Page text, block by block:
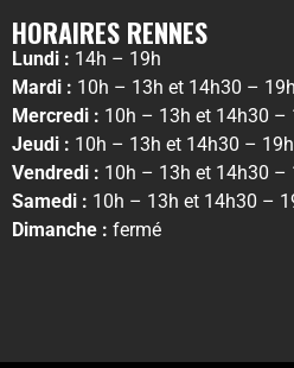
HORAIRES RENNES
Lundi : 14h – 19h
Mardi : 10h – 13h et 14h30 –
Mercredi : 10h – 13h et 14h30 –
Jeudi : 10h – 13h et 14h30 –
Vendredi : 10h – 13h et 14h30 –
Samedi : 10h – 13h et 14h30 –
Dimanche : fermé